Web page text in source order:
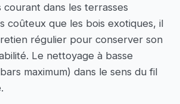
dans les terrasses
coûteux que les bois exotiques, il
régulier pour conserver son
Le nettoyage à basse
maximum) dans le sens du fil